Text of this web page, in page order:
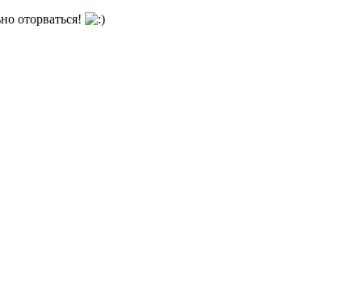
оторваться!